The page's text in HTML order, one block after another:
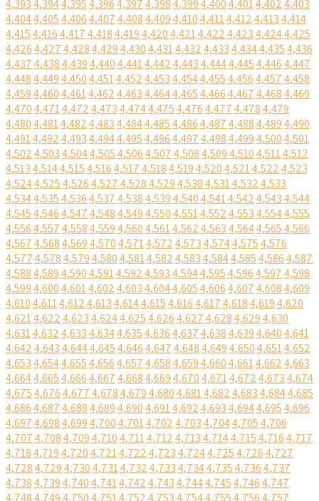
4,3934,3944,3954,3964,3974,3984,3994,4004,4014,4024,403
4,4044,4054,4064,4074,4084,4094,4104,4114,4124,4134,414
4,4154,4164,4174,4184,4194,4204,4214,4224,4234,4244,425
4,4264,4274,4284,4294,4304,4314,4324,4334,4344,4354,436
4,4374,4384,4394,4404,4414,4424,4434,4444,4454,4464,447
4,4484,4494,4504,4514,4524,4534,4544,4554,4564,4574,458
4,4594,4604,4614,4624,4634,4644,4654,4664,4674,4684,469
4,4704,4714,4724,4734,4744,4754,4764,4774,4784,479
4,4804,4814,4824,4834,4844,4854,4864,4874,4884,4894,490
4,4914,4924,4934,4944,4954,4964,4974,4984,4994,5004,501
4,5024,5034,5044,5054,5064,5074,5084,5094,5104,5114,512
4,5134,5144,5154,5164,5174,5184,5194,5204,5214,5224,523
4,5244,5254,5264,5274,5284,5294,5304,5314,5324,533
4,5344,5354,5364,5374,5384,5394,5404,5414,5424,5434,544
4,5454,5464,5474,5484,5494,5504,5514,5524,5534,5544,555
4,5564,5574,5584,5594,5604,5614,5624,5634,5644,5654,566
4,5674,5684,5694,5704,5714,5724,5734,5744,5754,576
4,5774,5784,5794,5804,5814,5824,5834,5844,5854,5864,587
4,5884,5894,5904,5914,5924,5934,5944,5954,5964,5974,598
4,5994,6004,6014,6024,6034,6044,6054,6064,6074,6084,609
4,6104,6114,6124,6134,6144,6154,6164,6174,6184,6194,620
4,6214,6224,6234,6244,6254,6264,6274,6284,6294,630
4,6314,6324,6334,6344,6354,6364,6374,6384,6394,6404,641
4,6424,6434,6444,6454,6464,6474,6484,6494,6504,6514,652
4,6534,6544,6554,6564,6574,6584,6594,6604,6614,6624,663
4,6644,6654,6664,6674,6684,6694,6704,6714,6724,6734,674
4,6754,6764,6774,6784,6794,6804,6814,6824,6834,6844,685
4,6864,6874,6884,6894,6904,6914,6924,6934,6944,6954,696
4,6974,6984,6994,7004,7014,7024,7034,7044,7054,706
4,7074,7084,7094,7104,7114,7124,7134,7144,7154,7164,717
4,7184,7194,7204,7214,7224,7234,7244,7254,7264,727
4,7284,7294,7304,7314,7324,7334,7344,7354,7364,737
4,7384,7394,7404,7414,7424,7434,7444,7454,7464,747